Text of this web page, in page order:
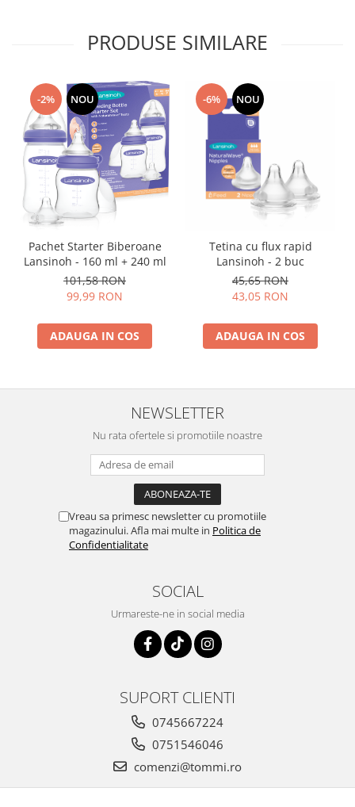
PRODUSE SIMILARE
-2% NOU
Pachet Starter Biberoane
Lansinoh - 160 ml + 240 ml
101,58 RON
99,99 RON
ADAUGA IN COS
-6% NOU
Tetina cu flux rapid
Lansinoh - 2 buc
45,65 RON
43,05 RON
ADAUGA IN COS
NEWSLETTER
Nu rata ofertele si promotiile noastre
Vreau sa primesc newsletter cu promotiile
magazinului. Afla mai multe in Politica de
Confidentialitate
SOCIAL
Urmareste-ne in social media
SUPORT CLIENTI
0745667224
0751546046
comenzi@tommi.ro